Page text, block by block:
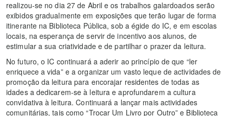
realizou-se no dia 27 de Abril e os trabalhos galardoados serão
exibidos gradualmente em exposições que terão lugar de forma
itinerante na Biblioteca Pública, sob a égide do IC, e em escolas
locais, na esperança de servir de incentivo aos alunos, de
estimular a sua criatividade e de partilhar o prazer da leitura.
No futuro, o IC continuará a aderir ao princípio de que “ler
enriquece a vida” e a organizar um vasto leque de actividades de
promoção da leitura para encorajar residentes de todas as
idades a dedicarem-se à leitura e aprofundarem a cultura
convidativa à leitura. Continuará a lançar mais actividades
comunitárias, tais como “Trocar Um Livro por Outro” e Biblioteca